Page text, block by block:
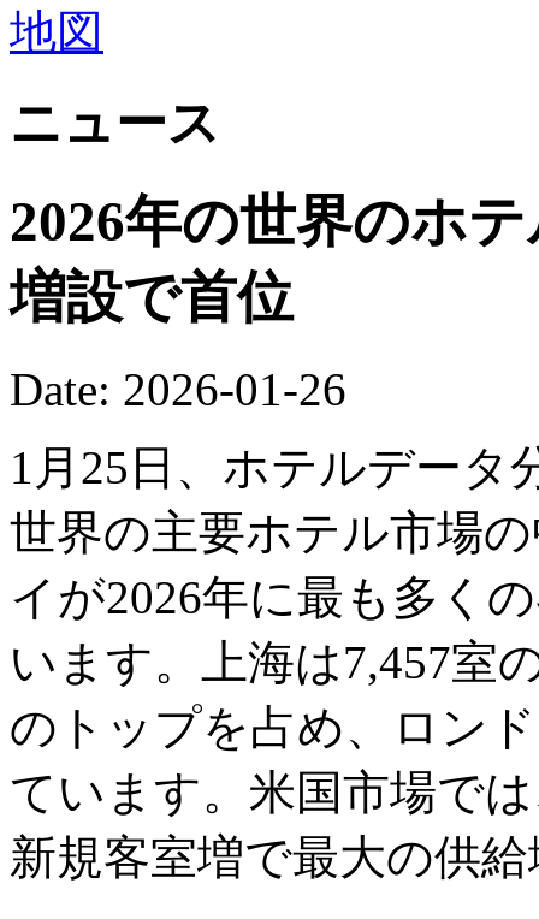
ニュース
2026年の世界のホ
増設で首位
Date: 2026-01-26
1月25日、ホテルデータ
世界の主要ホテル市場
イが2026年に最も多く
います。上海は7,457室
のトップを占め、ロン
ています。米国市場で
新規客室増で最大の供